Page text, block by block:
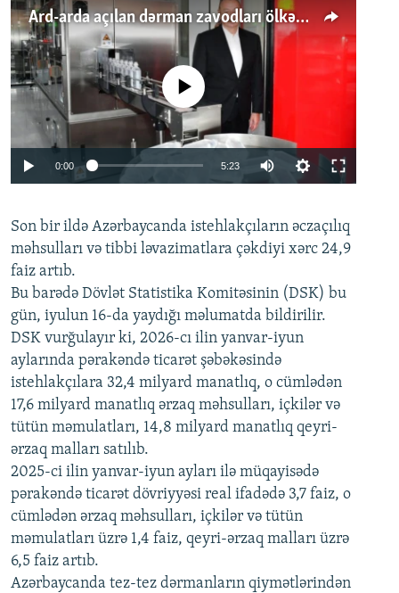
Ard-arda açılan dərman zavodları ölkənin tələbatını ödəyirmi?
Auto 240p 360p 480p
720p 1080p
No media source currently available
0:00 5:23
360p
480p
720p
1080p
Son bir ildə Azərbaycanda istehlakçıların əczaçılıq
məhsulları və tibbi ləvazimatlara çəkdiyi xərc 24,9
faiz artıb.
Bu barədə Dövlət Statistika Komitəsinin (DSK) bu
gün, iyulun 16-da yaydığı məlumatda bildirilir.
DSK vurğulayır ki, 2026-cı ilin yanvar-iyun
aylarında pərakəndə ticarət şəbəkəsində
istehlakçılara 32,4 milyard manatlıq, o cümlədən
17,6 milyard manatlıq ərzaq məhsulları, içkilər və
tütün məmulatları, 14,8 milyard manatlıq qeyri-
ərzaq malları satılıb.
2025-ci ilin yanvar-iyun ayları ilə müqayisədə
pərakəndə ticarət dövriyyəsi real ifadədə 3,7 faiz, o
cümlədən ərzaq məhsulları, içkilər və tütün
məmulatları üzrə 1,4 faiz, qeyri-ərzaq malları üzrə
6,5 faiz artıb.
Azərbaycanda tez-tez dərmanların qiymətlərindən